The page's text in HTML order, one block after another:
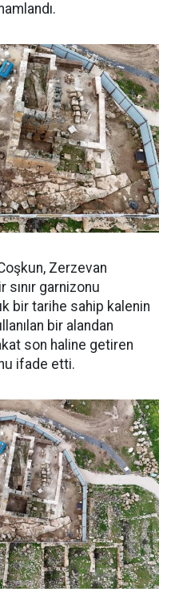
Zerzevan
sınır garnizonu
bir tarihe sahip kalenin
bir alandan
son haline getiren
ifade etti.